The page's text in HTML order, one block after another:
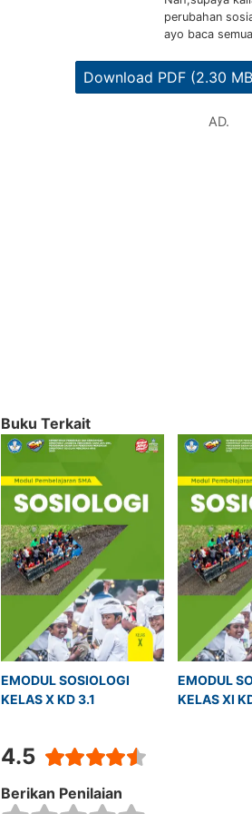
perubahan
ayo baca
Download PDF (2.30
AD.
Buku Terkait
EMODUL SOSIOLOGI
KELAS X KD 3.1
EMODUL
KELAS XI
4.5
Berikan Penilaian